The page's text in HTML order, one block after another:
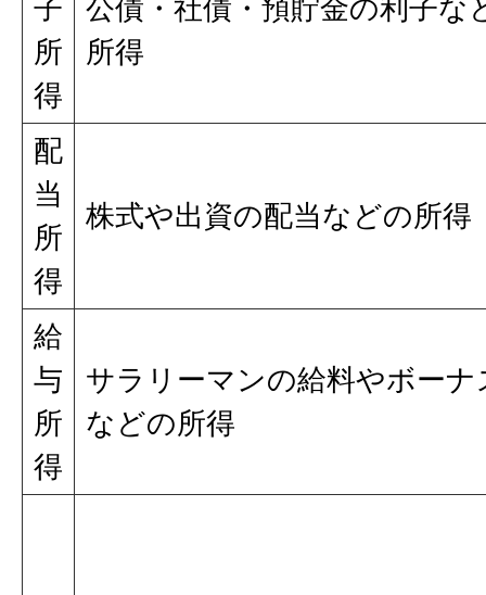
子
所
得
公債・社債・預貯金の利子な
所得
配
当
所
得
株式や出資の配当などの所得
給
与
所
得
サラリーマンの給料やボーナ
などの所得